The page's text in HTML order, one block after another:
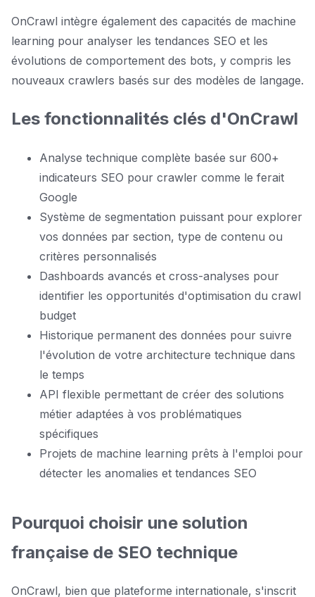
OnCrawl intègre également des capacités de machine
learning pour analyser les tendances SEO et les
évolutions de comportement des bots, y compris les
nouveaux crawlers basés sur des modèles de langage.
Les fonctionnalités clés d'OnCrawl
Analyse technique complète basée sur 600+
indicateurs SEO pour crawler comme le ferait
Google
Système de segmentation puissant pour explorer
vos données par section, type de contenu ou
critères personnalisés
Dashboards avancés et cross-analyses pour
identifier les opportunités d'optimisation du crawl
budget
Historique permanent des données pour suivre
l'évolution de votre architecture technique dans
le temps
API flexible permettant de créer des solutions
métier adaptées à vos problématiques
spécifiques
Projets de machine learning prêts à l'emploi pour
détecter les anomalies et tendances SEO
Pourquoi choisir une solution
française de SEO technique
OnCrawl, bien que plateforme internationale, s'inscrit